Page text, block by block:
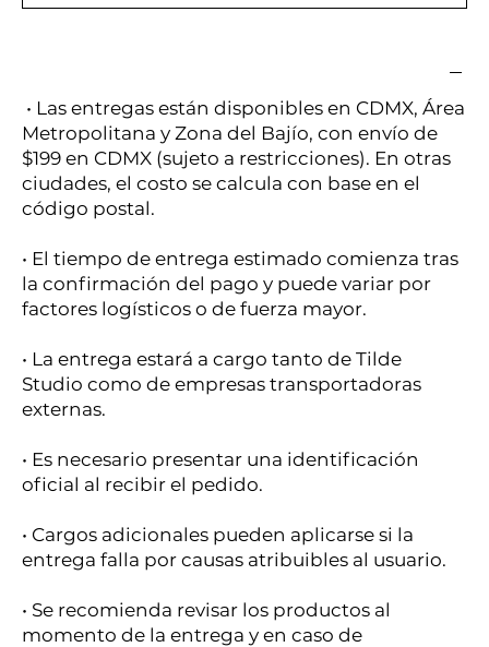
• Las entregas están disponibles en CDMX, Área
Metropolitana y Zona del Bajío, con envío de
$199 en CDMX (sujeto a restricciones). En otras
ciudades, el costo se calcula con base en el
código postal.
• El tiempo de entrega estimado comienza tras
la confirmación del pago y puede variar por
factores logísticos o de fuerza mayor.
• La entrega estará a cargo tanto de Tilde
Studio como de empresas transportadoras
externas.
• Es necesario presentar una identificación
oficial al recibir el pedido.
• Cargos adicionales pueden aplicarse si la
entrega falla por causas atribuibles al usuario.
• Se recomienda revisar los productos al
momento de la entrega y en caso de